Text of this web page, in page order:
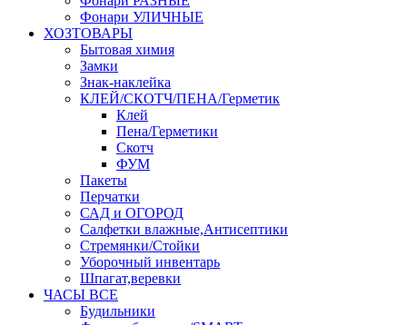
Фонари УЛИЧНЫЕ
ХОЗТОВАРЫ
Бытовая химия
Замки
Знак-наклейка
КЛЕЙ/СКОТЧ/ПЕНА/Герметик
Клей
Пена/Герметики
Скотч
ФУМ
Пакеты
Перчатки
САД и ОГОРОД
Салфетки влажные,Антисептики
Стремянки/Стойки
Уборочный инвентарь
Шпагат,веревки
ЧАСЫ ВСЕ
Будильники